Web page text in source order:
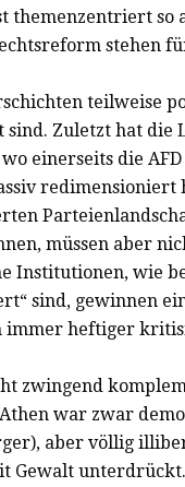
themenzentriert so
stehen
teilweise
Zuletzt hat die
einerseits die
müssen aber
Institutionen, wie
sind, gewinnen
immer heftiger
zwingend
Athen war zwar
aber völlig
unterdrückt.